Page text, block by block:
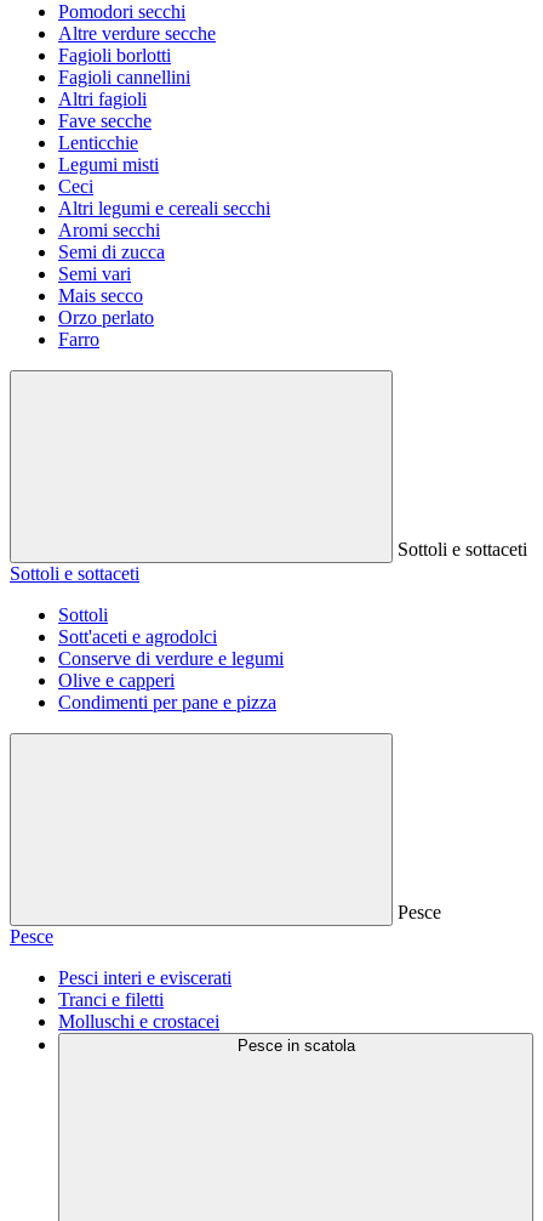
Pomodori secchi
Altre verdure secche
Fagioli borlotti
Fagioli cannellini
Altri fagioli
Fave secche
Lenticchie
Legumi misti
Ceci
Altri legumi e cereali secchi
Aromi secchi
Semi di zucca
Semi vari
Mais secco
Orzo perlato
Farro
Sottoli e sottaceti
Sottoli e sottaceti
Sottoli
Sott'aceti e agrodolci
Conserve di verdure e legumi
Olive e capperi
Condimenti per pane e pizza
Pesce
Pesce
Pesci interi e eviscerati
Tranci e filetti
Molluschi e crostacei
Pesce in scatola